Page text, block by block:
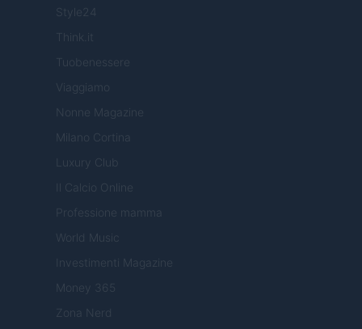
Style24
Think.it
Tuobenessere
Viaggiamo
Nonne Magazine
Milano Cortina
Luxury Club
Il Calcio Online
Professione mamma
World Music
Investimenti Magazine
Money 365
Zona Nerd